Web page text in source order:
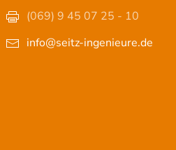
(069) 9 45 07 25 - 10
info@seitz-ingenieure.de